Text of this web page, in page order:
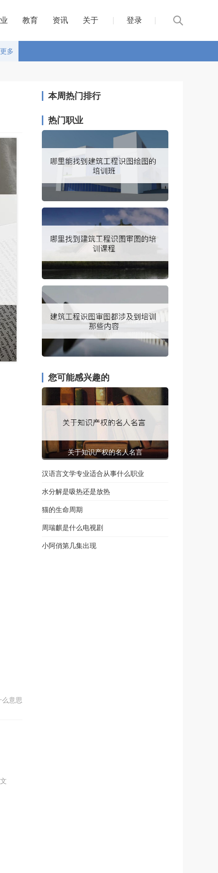
教育 资讯 关于 登录
更多
意思
本周热门排行
热门职业
您可能感兴趣的
关于知识产权的名人名言
汉语言文学专业适合从事什么职业
水分解是吸热还是放热
猫的生命周期
周瑞麒是什么电视剧
小阿俏第几集出现